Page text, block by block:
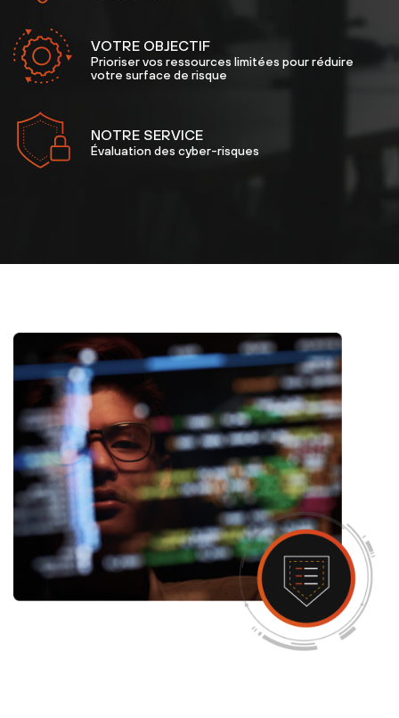
VOTRE OBJECTIF
Prioriser vos ressources limitées pour réduire
votre surface de risque
NOTRE SERVICE
Évaluation des cyber-risques